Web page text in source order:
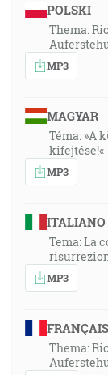
POLSKI
Thema:
MP3
MAGYAR
Téma: »A
kifejtése!«
MP3
ITALIANO
Tema: La
MP3
FRANÇAIS
Thema: